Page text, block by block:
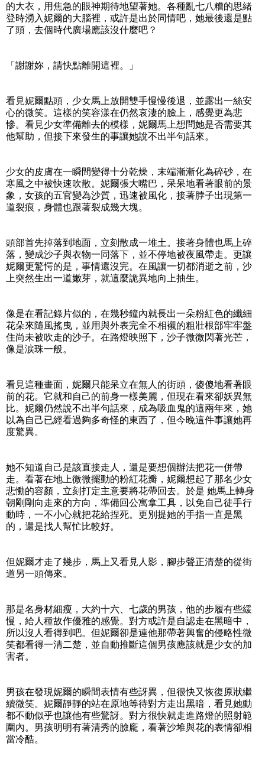
的大衣，用焦急的眼神期待地望著她。各種亂七八糟的思緒
登時湧入妮爾的大腦裡，或許是出於同情吧，她最後還是點
了頭，去個時代廣場應該沒什麼吧？
「謝謝妳，請快點離開這裡。」
看見妮爾點頭，少女馬上放開雙手慢慢後退，並露出一絲安
心的微笑。這樣的笑容漾在仍然哀淒的臉上，感覺更為悲
慘。看見少女準備離去的模樣，妮爾馬上想問她是否需要其
他幫助，但接下來發生的事讓她說不出半句話來。
少女的皮膚在一瞬間變得十分乾燥，末端漸漸化為碎砂，在
寒風之中被快速吹散。妮爾張大嘴巴，呆呆地看著眼前的景
象，女孩的五官變為沙質，迅速被風化，接著脖子出現第一
道裂痕，身體也跟著裂成幾大塊。
頭部首先掉落到地面，立刻散成一堆土。接著身體也馬上碎
落，變成沙子與衣物一同落下，並不停地被夜風帶走。更讓
妮爾更驚愕的是，事情還沒完。在風讓一切都消逝之前，沙
上突然生出一道嫩芽，就這麼詭異地向上抽生。
像是在看記錄片似的，在幾秒鐘內就長出一朵粉紅色的纖細
花朵來隨風搖曳，並用與外表完全不相襯的粗壯根部牢牢盤
住尚未被吹走的沙子。在路燈映照下，沙子微微閃著光芒，
像是涙珠一般。
看見這種畫面，妮爾只能呆立在無人的街頭，傻傻地看著眼
前的花。它就和自己的前身一樣美麗，但現在看來卻妖異無
比。妮爾仍然說不出半句話來，成為吸血鬼的這兩年來，她
以為自己已經看過夠多奇怪的東西了，但今晚這件事讓她再
度驚異。
她不知道自己是該直接走人，還是要想個辦法把花一併帶
走。看著在地上微微擺動的粉紅花瓣，妮爾想起了那名少女
悲慟的容顏，立刻打定主意要將花帶回去。於是 她馬上轉身
朝剛剛向走來的方向，準備回公寓拿工具，以免自己徒手行
動時，一不小心就把花給捏死。更別提她的手指一直是黑
的，還是找人幫忙比較好。
但妮爾才走了幾步，馬上又看見人影，腳步聲正清楚的從街
道另一頭傳來。
那是名身材細瘦，大約十六、七歲的男孩，他的步履有些緩
慢，給人種故作優雅的感覺。對方或許是自認走在黑暗中，
所以沒人看得到吧。但妮爾卻是連他那帶著興奮的侵略性微
笑都看得一清二楚，並自動推斷這個男孩應該就是少女的加
害者。
男孩在發現妮爾的瞬間表情有些訝異，但很快又恢復原狀繼
續微笑。妮爾靜靜的站在原地等待對方走出黑暗，看見她動
都不動似乎也讓他有些驚訝。對方很快就走進路燈的照射範
圍內。男孩明明有著清秀的臉龐，看著沙堆與花的表情卻相
當冷酷。